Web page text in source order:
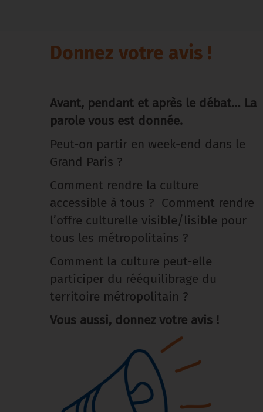
Donnez votre avis !
Avant, pendant et après le débat… La
parole vous est donnée.
Peut-on partir en week-end dans le
Grand Paris ?
Comment rendre la culture
accessible à tous ? Comment rendre
l’offre culturelle visible/lisible pour
tous les métropolitains ?
Comment la culture peut-elle
participer du rééquilibrage du
territoire métropolitain ?
Vous aussi, donnez votre avis !